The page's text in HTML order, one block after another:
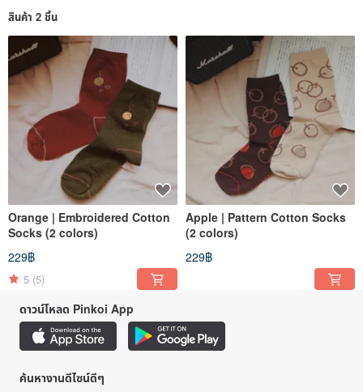
สินค้า 2 ชิ้น
Orange | Embroidered Cotton
Socks (2 colors)
229฿
5 (5)
Apple | Pattern Cotton Socks
(2 colors)
229฿
ดาวน์โหลด Pinkoi App
ค้นหางานดีไซน์ดีๆ